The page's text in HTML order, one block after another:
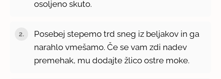
osoljeno skuto.
Posebej stepemo trd sneg iz beljakov in ga
narahlo vmešamo. Če se vam zdi nadev
premehak, mu dodajte žlico ostre moke.